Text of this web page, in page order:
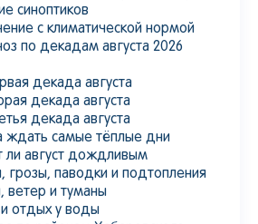
синоптиков
с климатической нормой
по декадам августа 2026
декада августа
декада августа
декада августа
ждать самые тёплые дни
ли август дождливым
грозы, паводки и подтопления
ветер и туманы
отдых у воды